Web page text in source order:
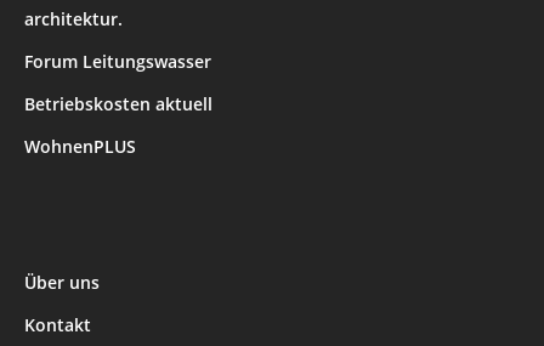
architektur.
Forum Leitungswasser
Betriebskosten aktuell
WohnenPLUS
Über uns
Kontakt